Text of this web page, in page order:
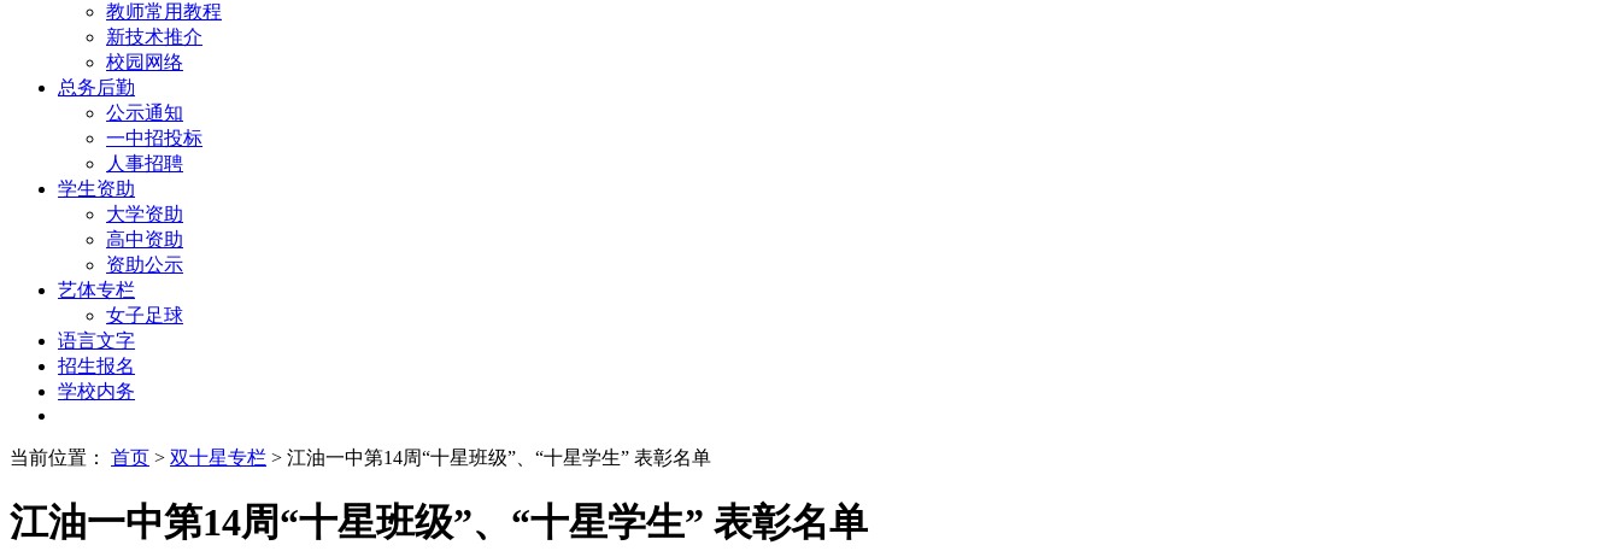
教师常用教程
新技术推介
校园网络
总务后勤
公示通知
一中招投标
人事招聘
学生资助
大学资助
高中资助
资助公示
艺体专栏
女子足球
语言文字
招生报名
学校内务
当前位置： 首页 > 双十星专栏 > 江油一中第14周“十星班级”、“十星学生” 表彰名单
江油一中第14周“十星班级”、“十星学生” 表彰名单